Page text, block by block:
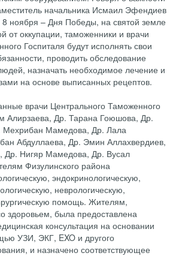
начальника Исмаил Эфендиев
8 ноября – Дня Победы, на святой земле
от оккупации, таможенники и врачи
Госпиталя будут исполнять свои
проводить обследование
назначать необходимое лечение и
на основе выписанных рецептов.
врачи Центрального Таможенного
Алирзаева, Др. Тарана Гоюшова, Др.
Мехрибан Мамедова, Др. Лала
Абдуллаева, Др. Эмин Аллахвердиев,
Нигяр Мамедова, Др. Вусал
Физулинского района
эндокринологическую,
неврологическую,
помощь. Жителям,
была предоставлена
консультация на основании
УЗИ, ЭКГ, EXO и другого
и назначено соответствующее